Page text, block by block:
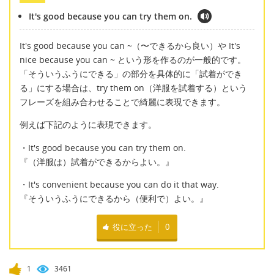
It's good because you can try them on.
It's good because you can ~（〜できるから良い）や It's
nice because you can ~ という形を作るのが一般的です。
「そういうふうにできる」の部分を具体的に「試着ができ
る」にする場合は、try them on（洋服を試着する）という
フレーズを組み合わせることで綺麗に表現できます。
例えば下記のように表現できます。
・It's good because you can try them on.
『（洋服は）試着ができるからよい。』
・It's convenient because you can do it that way.
『そういうふうにできるから（便利で）よい。』
役に立った 0
1 3461